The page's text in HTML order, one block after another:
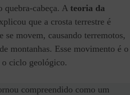
quebra-cabeça. A teoria da
que a crosta terrestre é
se movem, causando terremotos,
montanhas. Esse movimento é o
ciclo geológico.
compreendido como um